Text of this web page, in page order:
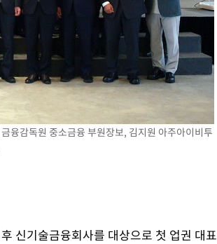
융감독원 중소금융 부원장보, 김지원 아주아이비투
신기술금융회사를 대상으로 첫 업권 대표